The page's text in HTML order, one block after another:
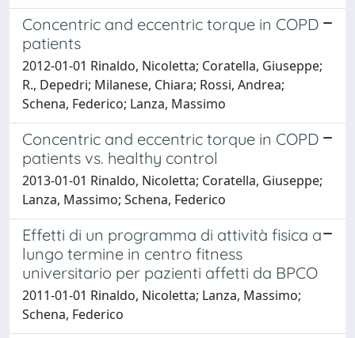
Concentric and eccentric torque in COPD
patients
2012-01-01 Rinaldo, Nicoletta; Coratella, Giuseppe;
R., Depedri; Milanese, Chiara; Rossi, Andrea;
Schena, Federico; Lanza, Massimo
Concentric and eccentric torque in COPD
patients vs. healthy control
2013-01-01 Rinaldo, Nicoletta; Coratella, Giuseppe;
Lanza, Massimo; Schena, Federico
Effetti di un programma di attività fisica a
lungo termine in centro fitness
universitario per pazienti affetti da BPCO
2011-01-01 Rinaldo, Nicoletta; Lanza, Massimo;
Schena, Federico